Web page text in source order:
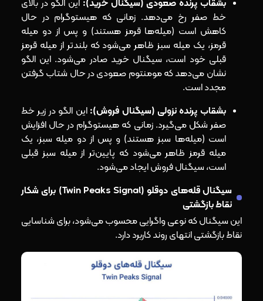
بشقاب پرنده صعودی (سیگنال خرید): این الگو در بالای
خط صفر رخ می‌دهد. زمانی که هیستوگرام در حال
کاهش است (میله‌ها قرمز هستند) و پس از دو میله
قرمز، یک میله سبز ظاهر می‌شود که بلندتر از میله قرمز
قبلی خود است، سیگنال خرید صادر می‌شود. این الگو
نشان می‌دهد که مومنتوم صعودی در حال شتاب گرفتن
مجدد است.
بشقاب پرنده نزولی (سیگنال فروش):این الگو در زیر خط
صفر شکل می‌گیرد. زمانی که هیستوگرام در حال افزایش
است (میله‌ها سبز هستند) و پس از دو میله سبز، یک
میله قرمز ظاهر می‌شود که پایین‌تر از میله سبز قبلی
است، سیگنال فروش ایجاد می‌شود.
سیگنال قله‌های دوقلو (Twin Peaks Signal) برای شکار
نقاط بازگشتی
این سیگنال که نوعی واگرایی محسوب می‌شود، برای شناسایی
نقاط بازگشتی انتهای روند کاربرد دارد.